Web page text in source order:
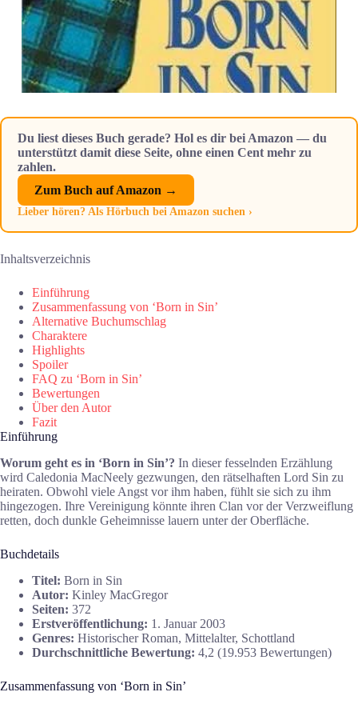
Du liest dieses Buch gerade? Hol es dir bei Amazon — du
unterstützt damit diese Seite, ohne einen Cent mehr zu
zahlen.
Zum Buch auf Amazon →
Lieber hören? Als Hörbuch bei Amazon suchen ›
Inhaltsverzeichnis
Einführung
Zusammenfassung von ‘Born in Sin’
Alternative Buchumschlag
Charaktere
Highlights
Spoiler
FAQ zu ‘Born in Sin’
Bewertungen
Über den Autor
Fazit
Einführung
Worum geht es in ‘Born in Sin’? In dieser fesselnden Erzählung
wird Caledonia MacNeely gezwungen, den rätselhaften Lord Sin zu
heiraten. Obwohl viele Angst vor ihm haben, fühlt sie sich zu ihm
hingezogen. Ihre Vereinigung könnte ihren Clan vor der Verzweiflung
retten, doch dunkle Geheimnisse lauern unter der Oberfläche.
Buchdetails
Titel: Born in Sin
Autor: Kinley MacGregor
Seiten: 372
Erstveröffentlichung: 1. Januar 2003
Genres: Historischer Roman, Mittelalter, Schottland
Durchschnittliche Bewertung: 4,2 (19.953 Bewertungen)
Zusammenfassung von ‘Born in Sin’